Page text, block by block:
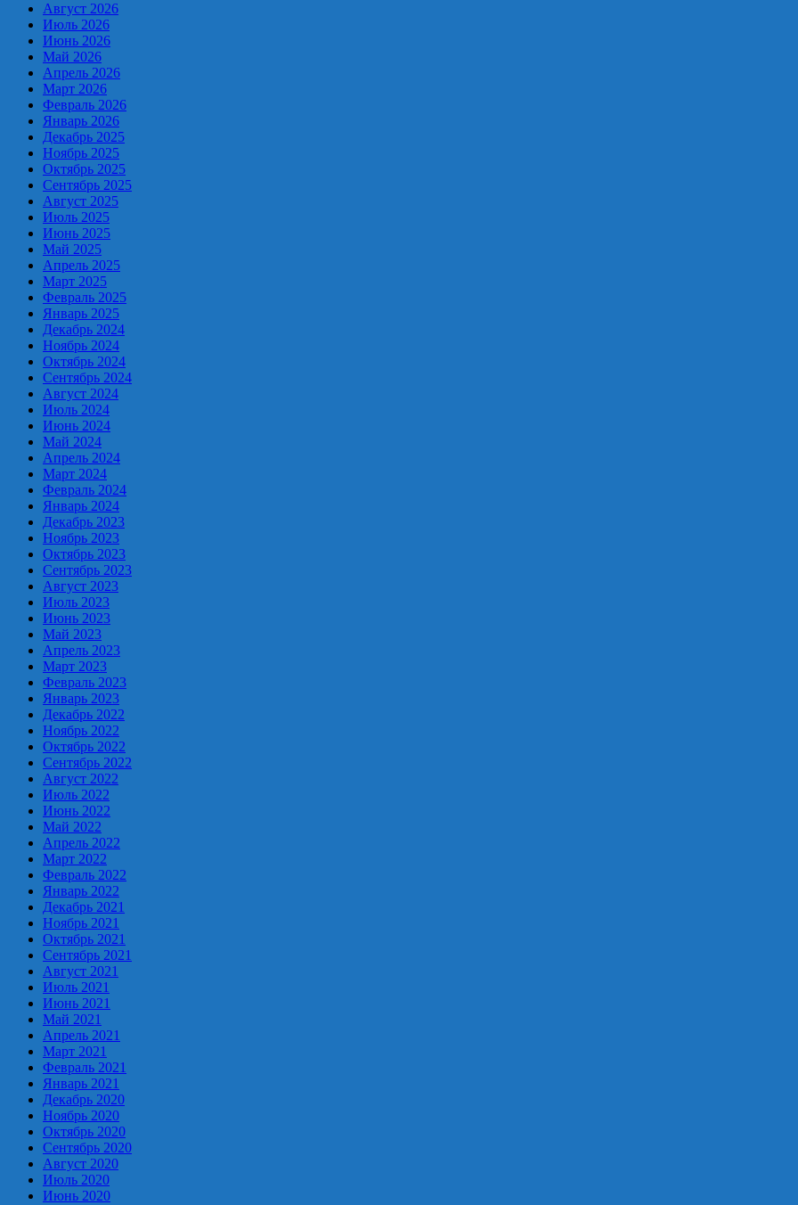
Август 2026
Июль 2026
Июнь 2026
Май 2026
Апрель 2026
Март 2026
Февраль 2026
Январь 2026
Декабрь 2025
Ноябрь 2025
Октябрь 2025
Сентябрь 2025
Август 2025
Июль 2025
Июнь 2025
Май 2025
Апрель 2025
Март 2025
Февраль 2025
Январь 2025
Декабрь 2024
Ноябрь 2024
Октябрь 2024
Сентябрь 2024
Август 2024
Июль 2024
Июнь 2024
Май 2024
Апрель 2024
Март 2024
Февраль 2024
Январь 2024
Декабрь 2023
Ноябрь 2023
Октябрь 2023
Сентябрь 2023
Август 2023
Июль 2023
Июнь 2023
Май 2023
Апрель 2023
Март 2023
Февраль 2023
Январь 2023
Декабрь 2022
Ноябрь 2022
Октябрь 2022
Сентябрь 2022
Август 2022
Июль 2022
Июнь 2022
Май 2022
Апрель 2022
Март 2022
Февраль 2022
Январь 2022
Декабрь 2021
Ноябрь 2021
Октябрь 2021
Сентябрь 2021
Август 2021
Июль 2021
Июнь 2021
Май 2021
Апрель 2021
Март 2021
Февраль 2021
Январь 2021
Декабрь 2020
Ноябрь 2020
Октябрь 2020
Сентябрь 2020
Август 2020
Июль 2020
Июнь 2020